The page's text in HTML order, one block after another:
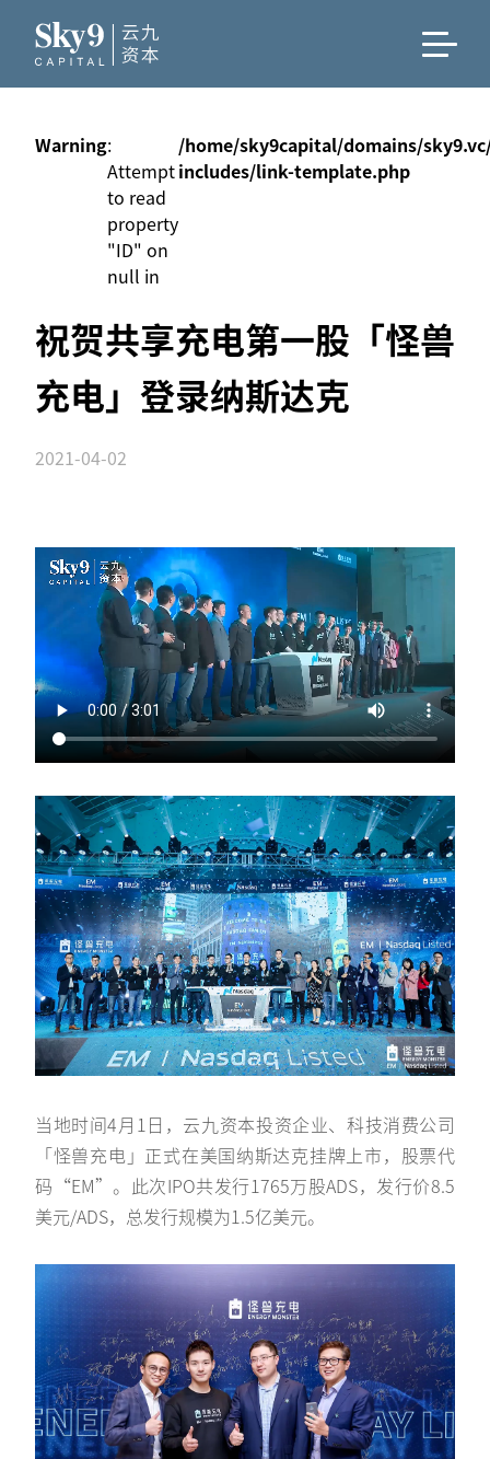
Warning:
Attempt
to read
property
"ID" on
null in
/home/sky9capital/domains/
includes/link-template.php
祝贺共享充电第一股「怪兽
充电」登录纳斯达克
2021-04-02
当地时间4月1日，云九资本投资企业、科技消费公司
「怪兽充电」正式在美国纳斯达克挂牌上市，股票代
码“EM”。此次IPO共发行1765万股ADS，发行价8.5
美元/ADS，总发行规模为1.5亿美元。